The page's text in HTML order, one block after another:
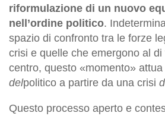
riformulazione di un nuovo
nell’ordine politico.
spazio di confronto tra le forze
crisi e quelle che emergono al
centro, questo «momento»
delpolitico a partire da una crisi
Questo processo aperto e